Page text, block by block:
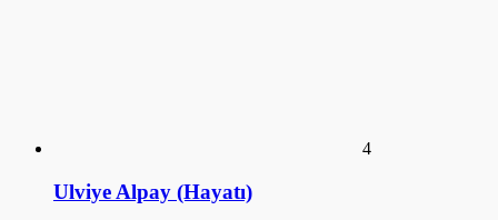
4
Ulviye Alpay (Hayatı)